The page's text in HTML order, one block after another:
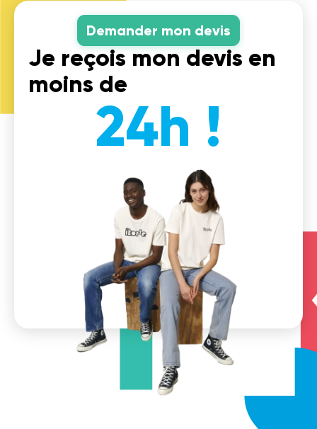
Demander mon devis
24h !
Je reçois mon devis en
moins de